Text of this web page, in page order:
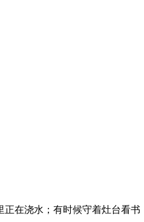
浇水；有时候守着灶台看书